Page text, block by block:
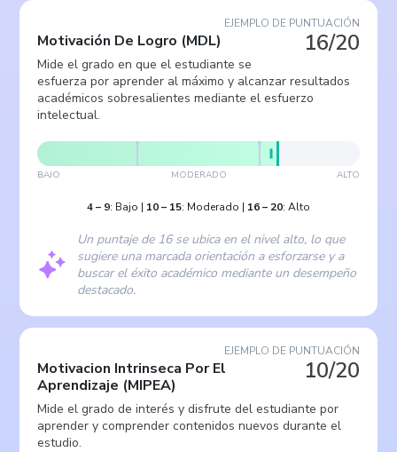
EJEMPLO DE PUNTUACIÓN
16/20
Motivación De Logro (MDL)
Mide el grado en que el estudiante se
esfuerza por aprender al máximo y alcanzar resultados
académicos sobresalientes mediante el esfuerzo
intelectual.
BAJO MODERADO ALTO
4– 9: Bajo | 10– 15: Moderado | 16– 20: Alto
Un puntaje de 16 se ubica en el nivel alto, lo que
sugiere una marcada orientación a esforzarse y a
buscar el éxito académico mediante un desempeño
destacado.
EJEMPLO DE PUNTUACIÓN
10/20
Motivacion Intrinseca Por El
Aprendizaje (MIPEA)
Mide el grado de interés y disfrute del estudiante por
aprender y comprender contenidos nuevos durante el
estudio.